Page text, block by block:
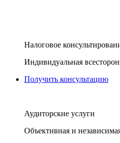
Налоговое
Индивидуальная
Получить консультацию
Аудиторские услуги
Объективная и